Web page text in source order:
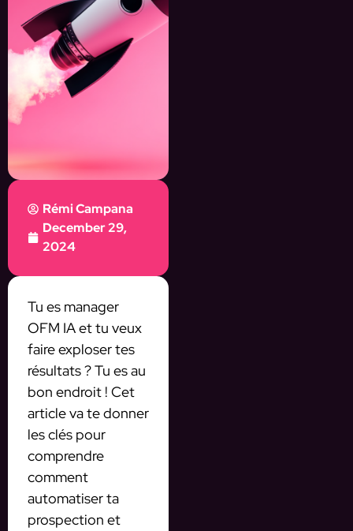
Rémi Campana
December 29,
2024
Tu es manager
OFM IA et tu veux
faire exploser tes
résultats ? Tu es au
bon endroit ! Cet
article va te donner
les clés pour
comprendre
comment
automatiser ta
prospection et